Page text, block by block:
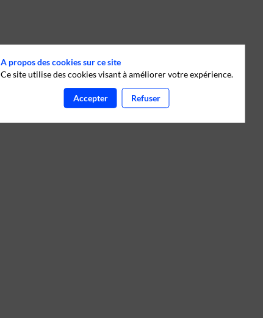
A propos des cookies sur ce site
Ce site utilise des cookies visant à améliorer votre expérience.
Accepter Refuser